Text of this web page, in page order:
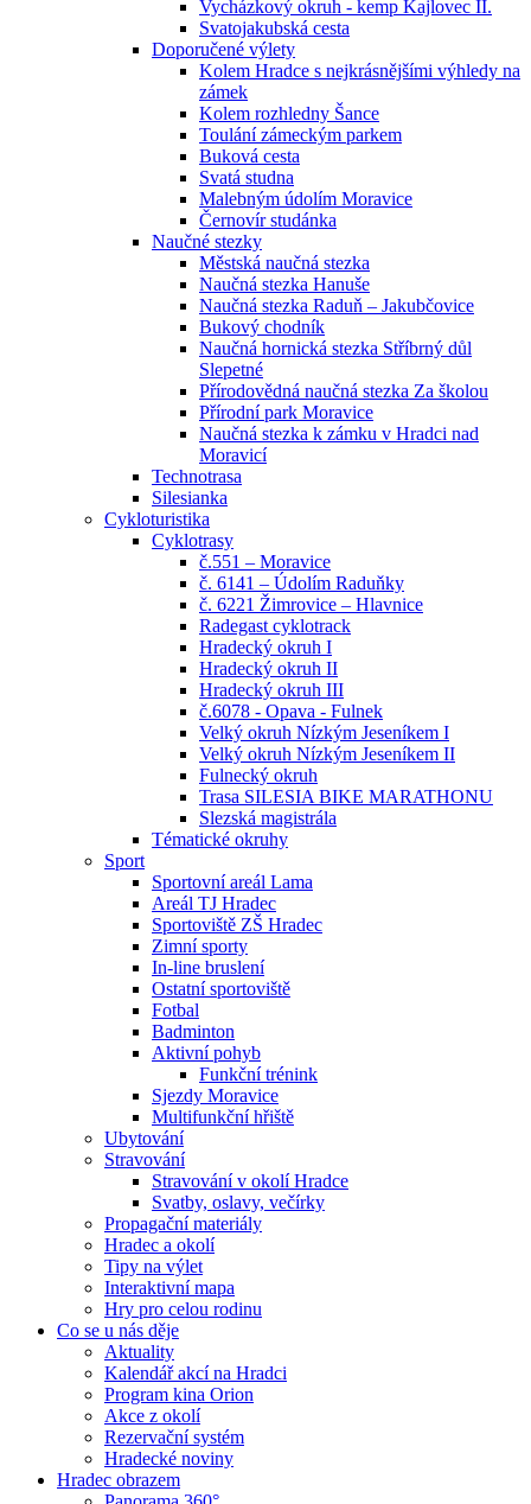
Vycházkový okruh - kemp Kajlovec II.
Svatojakubská cesta
Doporučené výlety
Kolem Hradce s nejkrásnějšími výhledy na
zámek
Kolem rozhledny Šance
Toulání zámeckým parkem
Buková cesta
Svatá studna
Malebným údolím Moravice
Černovír studánka
Naučné stezky
Městská naučná stezka
Naučná stezka Hanuše
Naučná stezka Raduň – Jakubčovice
Bukový chodník
Naučná hornická stezka Stříbrný důl
Slepetné
Přírodovědná naučná stezka Za školou
Přírodní park Moravice
Naučná stezka k zámku v Hradci nad
Moravicí
Technotrasa
Silesianka
Cykloturistika
Cyklotrasy
č.551 – Moravice
č. 6141 – Údolím Raduňky
č. 6221 Žimrovice – Hlavnice
Radegast cyklotrack
Hradecký okruh I
Hradecký okruh II
Hradecký okruh III
č.6078 - Opava - Fulnek
Velký okruh Nízkým Jeseníkem I
Velký okruh Nízkým Jeseníkem II
Fulnecký okruh
Trasa SILESIA BIKE MARATHONU
Slezská magistrála
Tématické okruhy
Sport
Sportovní areál Lama
Areál TJ Hradec
Sportoviště ZŠ Hradec
Zimní sporty
In-line bruslení
Ostatní sportoviště
Fotbal
Badminton
Aktivní pohyb
Funkční trénink
Sjezdy Moravice
Multifunkční hřiště
Ubytování
Stravování
Stravování v okolí Hradce
Svatby, oslavy, večírky
Propagační materiály
Hradec a okolí
Tipy na výlet
Interaktivní mapa
Hry pro celou rodinu
Co se u nás děje
Aktuality
Kalendář akcí na Hradci
Program kina Orion
Akce z okolí
Rezervační systém
Hradecké noviny
Hradec obrazem